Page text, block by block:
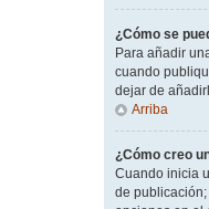
¿Cómo se
Para añadir
cuando
dejar de
Arriba
¿Cómo creo
Cuando inicia
de